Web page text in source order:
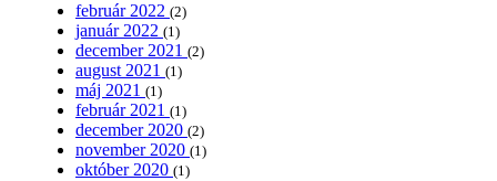
február 2022 (2)
január 2022 (1)
december 2021 (2)
august 2021 (1)
máj 2021 (1)
február 2021 (1)
december 2020 (2)
november 2020 (1)
október 2020 (1)